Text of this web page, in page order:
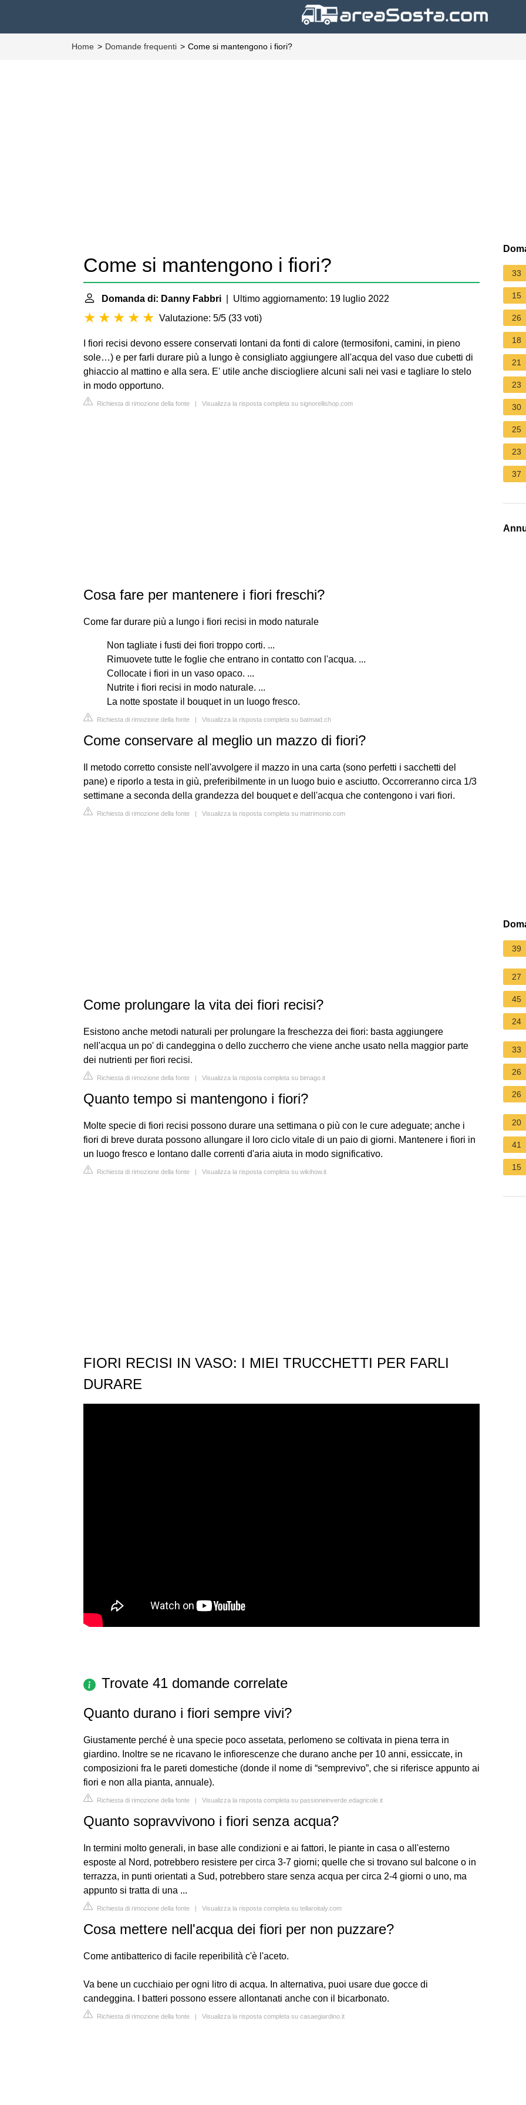
Home Domande frequenti Come si mantengono i fiori?
Come si mantengono i fiori?
Domanda di: Danny Fabbri | Ultimo aggiornamento: 19 luglio 2022
Valutazione: 5/5 (33 voti)
I fiori recisi devono essere conservati lontani da fonti di calore (termosifoni, camini, in pieno
sole…) e per farli durare più a lungo è consigliato aggiungere all'acqua del vaso due cubetti di
ghiaccio al mattino e alla sera. E' utile anche disciogliere alcuni sali nei vasi e tagliare lo stelo
in modo opportuno.
Richiesta di rimozione della fonte | Visualizza la risposta completa su signorellishop.com
Cosa fare per mantenere i fiori freschi?
Come far durare più a lungo i fiori recisi in modo naturale
Non tagliate i fusti dei fiori troppo corti. ...
Rimuovete tutte le foglie che entrano in contatto con l'acqua. ...
Collocate i fiori in un vaso opaco. ...
Nutrite i fiori recisi in modo naturale. ...
La notte spostate il bouquet in un luogo fresco.
Richiesta di rimozione della fonte | Visualizza la risposta completa su batmaid.ch
Come conservare al meglio un mazzo di fiori?
Il metodo corretto consiste nell'avvolgere il mazzo in una carta (sono perfetti i sacchetti del
pane) e riporlo a testa in giù, preferibilmente in un luogo buio e asciutto. Occorreranno circa 1/3
settimane a seconda della grandezza del bouquet e dell'acqua che contengono i vari fiori.
Richiesta di rimozione della fonte | Visualizza la risposta completa su matrimonio.com
Come prolungare la vita dei fiori recisi?
Esistono anche metodi naturali per prolungare la freschezza dei fiori: basta aggiungere
nell'acqua un po' di candeggina o dello zuccherro che viene anche usato nella maggior parte
dei nutrienti per fiori recisi.
Richiesta di rimozione della fonte | Visualizza la risposta completa su bimago.it
Quanto tempo si mantengono i fiori?
Molte specie di fiori recisi possono durare una settimana o più con le cure adeguate; anche i
fiori di breve durata possono allungare il loro ciclo vitale di un paio di giorni. Mantenere i fiori in
un luogo fresco e lontano dalle correnti d'aria aiuta in modo significativo.
Richiesta di rimozione della fonte | Visualizza la risposta completa su wikihow.it
FIORI RECISI IN VASO: I MIEI TRUCCHETTI PER FARLI
DURARE
Trovate 41 domande correlate
Quanto durano i fiori sempre vivi?
Giustamente perché è una specie poco assetata, perlomeno se coltivata in piena terra in
giardino. Inoltre se ne ricavano le infiorescenze che durano anche per 10 anni, essiccate, in
composizioni fra le pareti domestiche (donde il nome di “semprevivo”, che si riferisce appunto ai
fiori e non alla pianta, annuale).
Richiesta di rimozione della fonte | Visualizza la risposta completa su passioneinverde.edagricole.it
Quanto sopravvivono i fiori senza acqua?
In termini molto generali, in base alle condizioni e ai fattori, le piante in casa o all'esterno
esposte al Nord, potrebbero resistere per circa 3-7 giorni; quelle che si trovano sul balcone o in
terrazza, in punti orientati a Sud, potrebbero stare senza acqua per circa 2-4 giorni o uno, ma
appunto si tratta di una ...
Richiesta di rimozione della fonte | Visualizza la risposta completa su tellaroitaly.com
Cosa mettere nell'acqua dei fiori per non puzzare?
Come antibatterico di facile reperibilità c'è l'aceto.
Va bene un cucchiaio per ogni litro di acqua. In alternativa, puoi usare due gocce di
candeggina. I batteri possono essere allontanati anche con il bicarbonato.
Richiesta di rimozione della fonte | Visualizza la risposta completa su casaegiardino.it
33
15
26
18
21
23
30
25
23
37
39
27
45
24
33
26
26
20
41
15